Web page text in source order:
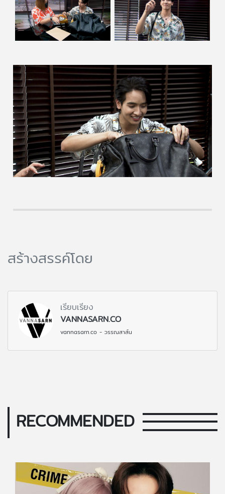
สร้างสรรค์โดย
เรียบเรียง
VANNASARN.CO
vannasarn.co - วรรณสาส์น
RECOMMENDED